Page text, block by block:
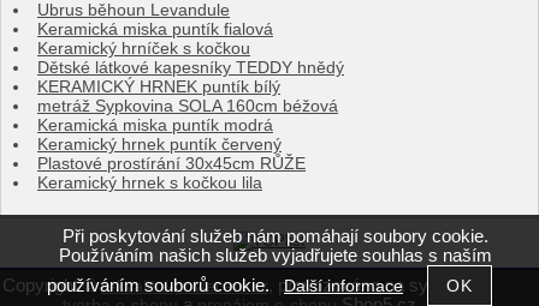
Ubrus běhoun Levandule
Keramická miska puntík fialová
Keramický hrníček s kočkou
Dětské látkové kapesníky TEDDY hnědý
KERAMICKÝ HRNEK puntík bílý
metráž Sypkovina SOLA 160cm béžová
Keramická miska puntík modrá
Keramický hrnek puntík červený
Plastové prostírání 30x45cm RŮŽE
Keramický hrnek s kočkou lila
Copyright ©e-kvalitni-povleceni.cz, provozováno na systému
Při poskytování služeb nám pomáhají soubory cookie.
Používáním našich služeb vyjadřujete souhlas s naším
používáním souborů cookie.Další informace